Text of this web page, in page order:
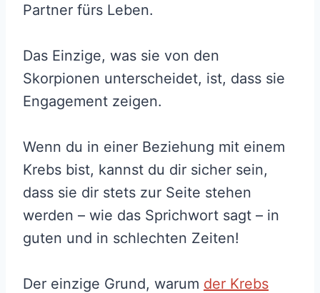
Partner fürs Leben.
Das Einzige, was sie von den
Skorpionen unterscheidet, ist, dass sie
Engagement zeigen.
Wenn du in einer Beziehung mit einem
Krebs bist, kannst du dir sicher sein,
dass sie dir stets zur Seite stehen
werden – wie das Sprichwort sagt – in
guten und in schlechten Zeiten!
Der einzige Grund, warum der Krebs